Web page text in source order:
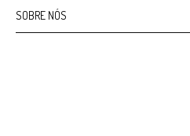
SOBRE NÓS